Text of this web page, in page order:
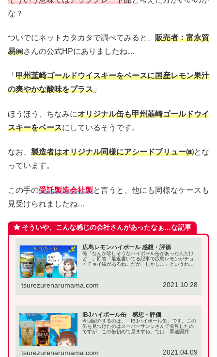
な？
ついでにネットカタカタで調べてみると、 販売者：富永貿
易㈱さんの公式HPにありましたね…
「 甲州韮崎ゴールドウイスキーをベースに国産レモン果汁
の爽やかな酸味をプラス 」
ほうほう、ちなみにオリジナル缶も甲州韮崎ゴールドウイ
スキーをベースにしているそうです。
なお、 製造者はオリジナル同様にアシードブリュー㈱とな
っています。
この手の受託製造会社製と言うと、他にも同様なケースも
見受けられましたね…
そういや、こんな感じの会社さんがあったなぁ…な記事
広島レモンハイボール 感想・評価
俺「なんか珍しそうなハイボール缶があったんだけ
ど…」回答「最近書いてる記事で広島レモンがチョ
イチョイ縁があるね。だが、しかし…」というわけ
tsurezurenarumama.com 2021.10.28
IBJハイボール缶 感想・評価
今回紹介するのは、「IBJハイボール缶」です。この
缶を見つけたのはスーパーサンシさんで発見したの
ですが、この缶初めて見ますね。では、早速開封し
tsurezurenarumama.com 2021.04.09